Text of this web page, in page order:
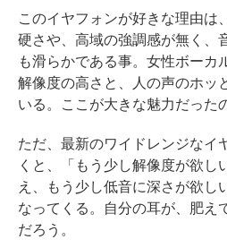
このイヤフォンが好きな理由は
硬さや、高域の強調感が無く、
も滑らかである事。女性ボーカ
解像度の高さと、人の声のホッ
いる。ここが大きな魅力だった
ただ、最新のワイドレンジなイ
くと、「もう少し解像度が欲し
え、もう少し低音に深さが欲し
なってくる。自分の耳が、肥え
だろう。